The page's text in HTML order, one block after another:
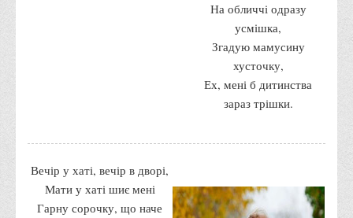
Товарознавства, експертизи та торговельного
Туризму та готельно-ресторанної справи
Психології
На обличчі одразу
усмішка,
Згадую мамусину
хусточку,
Ех, мені б дитинства
зараз трішки.
Вечір у хаті, вечір в дворі,
Мати у хаті шиє мені
Гарну сорочку, що наче